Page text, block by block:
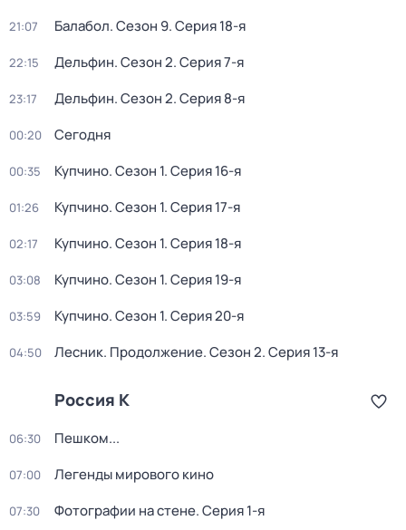
21:07 Балабол. Сезон 9. Серия 18-я
22:15 Дельфин. Сезон 2. Серия 7-я
23:17 Дельфин. Сезон 2. Серия 8-я
00:20 Сегодня
00:35 Купчино. Сезон 1. Серия 16-я
01:26 Купчино. Сезон 1. Серия 17-я
02:17 Купчино. Сезон 1. Серия 18-я
03:08 Купчино. Сезон 1. Серия 19-я
03:59 Купчино. Сезон 1. Серия 20-я
04:50 Лесник. Продолжение. Сезон 2. Серия 13-я
Россия К
06:30 Пешком...
07:00 Легенды мирового кино
07:30 Фотографии на стене. Серия 1-я